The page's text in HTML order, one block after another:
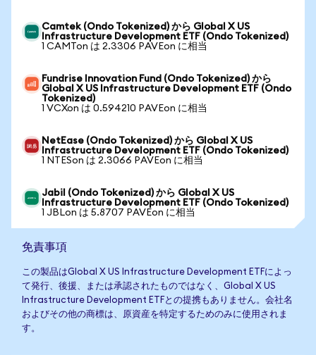
Camtek (Ondo Tokenized) から Global X US
Infrastructure Development ETF (Ondo Tokenized)
1 CAMTon は 2.3306 PAVEon に相当
Fundrise Innovation Fund (Ondo Tokenized) から
Global X US Infrastructure Development ETF (Ondo
Tokenized)
1 VCXon は 0.594210 PAVEon に相当
NetEase (Ondo Tokenized) から Global X US
Infrastructure Development ETF (Ondo Tokenized)
1 NTESon は 2.3066 PAVEon に相当
Jabil (Ondo Tokenized) から Global X US
Infrastructure Development ETF (Ondo Tokenized)
1 JBLon は 5.8707 PAVEon に相当
免責事項
この製品はGlobal X US Infrastructure Development ETFによっ
て発行、後援、または承認されたものではなく、Global X US
Infrastructure Development ETFとの提携もありません。会社名
およびその他の商標は、原資産を特定するためのみに使用されま
す。